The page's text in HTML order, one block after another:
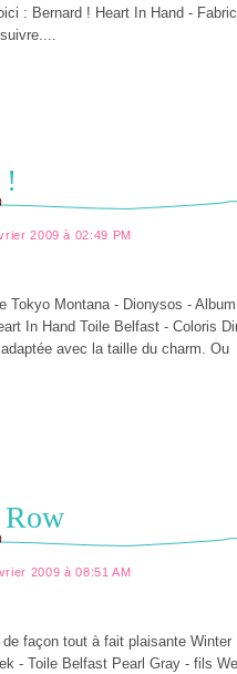
: Bernard ! Heart In Hand - Fabric
!
2009 à 02:49 PM
Tokyo Montana - Dionysos -
In Hand Toile Belfast - Coloris
avec la taille du charm. Ou
2009 à 08:51 AM
façon tout à fait plaisante Winter
- Toile Belfast Pearl Gray - fils